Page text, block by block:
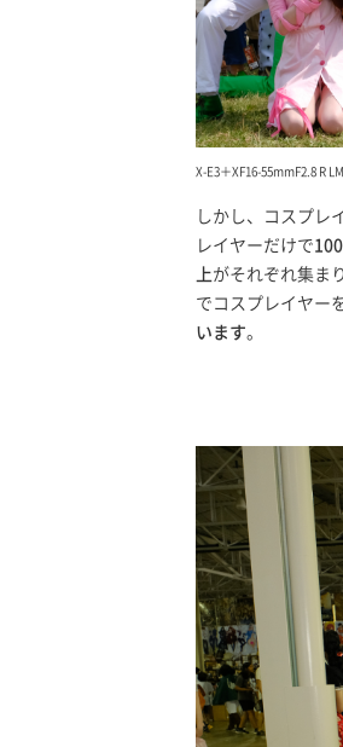
X-E3＋XF16-55mmF2.8 R
しかし、コスプレ
レイヤーだけで
上がそれぞれ集ま
でコスプレイヤー
います。